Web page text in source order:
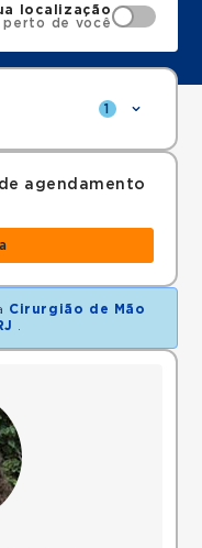
localização
perto de você
1
agendamento
Cirurgião de Mão